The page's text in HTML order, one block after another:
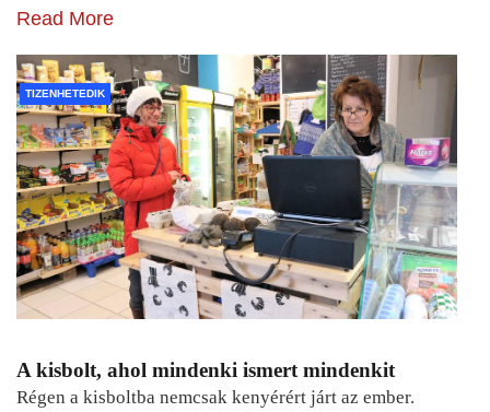
Read More
TIZENHETEDIK
A kisbolt, ahol mindenki ismert mindenkit
Régen a kisboltba nemcsak kenyérért járt az ember.